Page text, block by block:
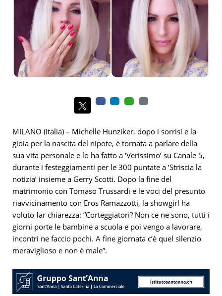
MILANO (Italia) – Michelle Hunziker, dopo i sorrisi e la
gioia per la nascita del nipote, è tornata a parlare della
sua vita personale e lo ha fatto a ‘Verissimo’ su Canale 5,
durante i festeggiamenti per le 300 puntate a ‘Striscia la
notizia’ insieme a Gerry Scotti. Dopo la fine del
matrimonio con Tomaso Trussardi e le voci del presunto
riavvicinamento con Eros Ramazzotti, la showgirl ha
voluto far chiarezza: “Corteggiatori? Non ce ne sono, tutti i
giorni porte le bambine a scuola e poi vengo a lavorare,
incontri ne faccio pochi. A fine giornata c’è quel silenzio
meraviglioso e non è male”.